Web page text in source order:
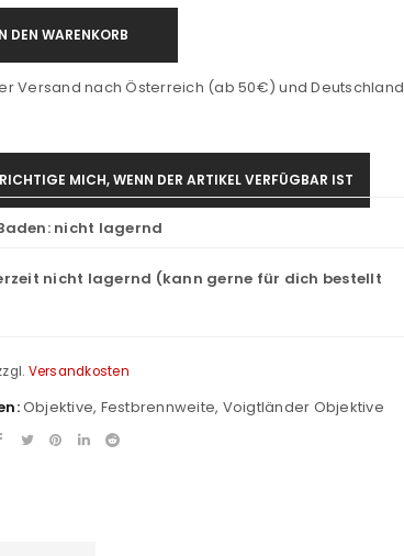
DEN WARENKORB
Versand nach Österreich (ab 50€) und Deutschland
MICH, WENN DER ARTIKEL VERFÜGBAR IST
nicht lagernd
nicht lagernd (kann gerne für dich bestellt
Versandkosten
Objektive, Festbrennweite, Voigtländer Objektive